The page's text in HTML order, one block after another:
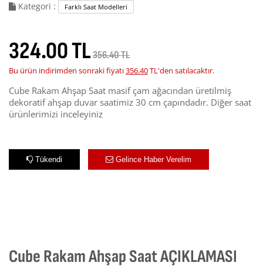
Kategori : Farklı Saat Modelleri
324.00 TL356.40 TL
Bu ürün indirimden sonraki fiyatı356.40TL'den satılacaktır.
Cube Rakam Ahşap Saat masif çam ağacından üretilmiş
dekoratif ahşap duvar saatimiz 30 cm çapındadır. Diğer saat
ürünlerimizi inceleyiniz
Tükendi Gelince Haber Verelim
Cube Rakam Ahşap Saat AÇIKLAMASI